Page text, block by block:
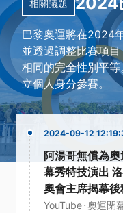
相關議題
巴黎奧運將在2024
並透過調整比賽項
相同的完全性別平
立個人身分參賽。
2024-09-12
阿湯哥無償為
幕秀特技演出
奧會主席揭幕後
YouTube· 奧運閉